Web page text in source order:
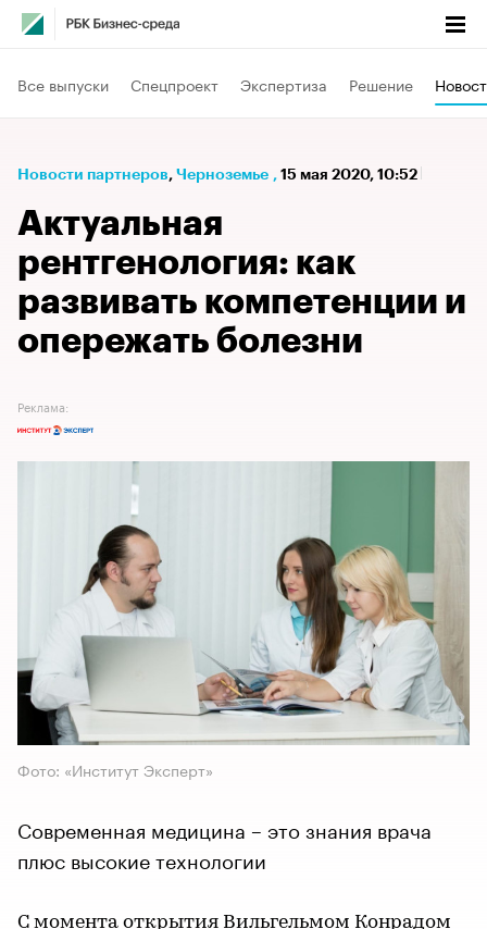
Все выпуски Спецпроект Экспертиза Решение
Новости партнеров⁠, Черноземье , 15 мая 2020, 10:52
Актуальная
рентгенология: как
развивать компетенции и
опережать болезни
Реклама:
Фото: «Институт Эксперт»
Современная медицина – это знания врача
плюс высокие технологии
С момента открытия Вильгельмом Конрадом